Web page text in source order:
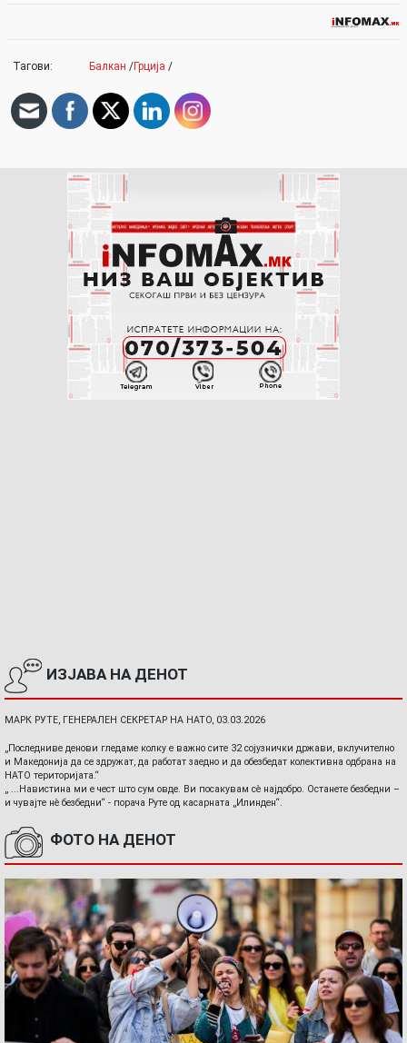
Тагови: Балкан /Грција /
ИЗЈАВА НА ДЕНОТ
МАРК РУТЕ, ГЕНЕРАЛЕН СЕКРЕТАР НА НАТО, 03.03.2026
„Последниве денови гледаме колку е важно сите 32 сојузнички држави, вклучително
и Македонија да се здружат, да работат заедно и да обезбедат колективна одбрана на
НАТО територијата.“
„ ...Навистина ми е чест што сум овде. Ви посакувам сè најдобро. Останете безбедни –
и чувајте нè безбедни“ - порача Руте од касарната „Илинден“.
ФОТО НА ДЕНОТ